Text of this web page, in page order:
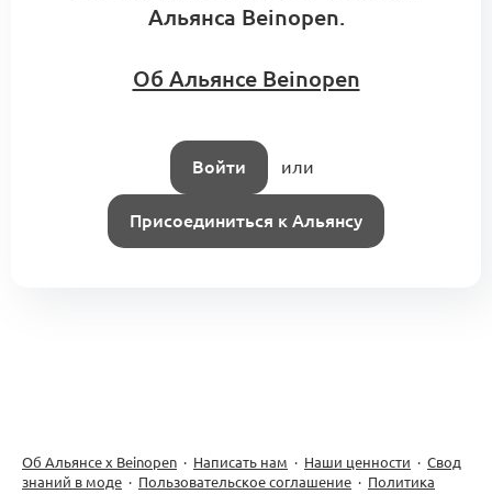
Кооперационные контуры и модульные
Меморандум о кооперации 5 комментариев
Альянса Beinopen.
Об Альянсе Beinopen
Войти или
Присоединиться к Альянсу
Об Альянсе х Beinopen · Написать нам · Наши ценности · Свод
знаний в моде · Пользовательское соглашение · Политика